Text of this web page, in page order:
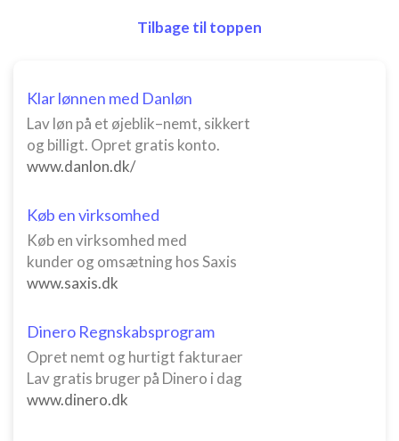
Tilbage til toppen
Klar lønnen med Danløn
Lav løn på et øjeblik–nemt, sikkert
og billigt. Opret gratis konto.
www.danlon.dk/
Køb en virksomhed
Køb en virksomhed med
kunder og omsætning hos Saxis
www.saxis.dk
Dinero Regnskabsprogram
Opret nemt og hurtigt fakturaer
Lav gratis bruger på Dinero i dag
www.dinero.dk